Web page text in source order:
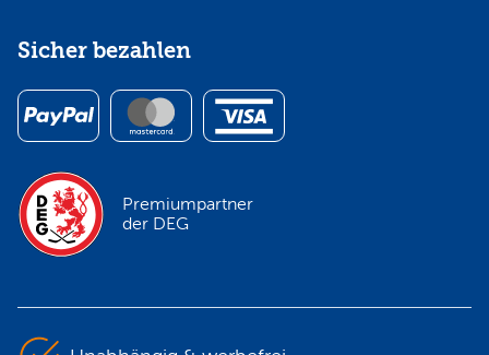
Sicher bezahlen
Premiumpartner
der DEG